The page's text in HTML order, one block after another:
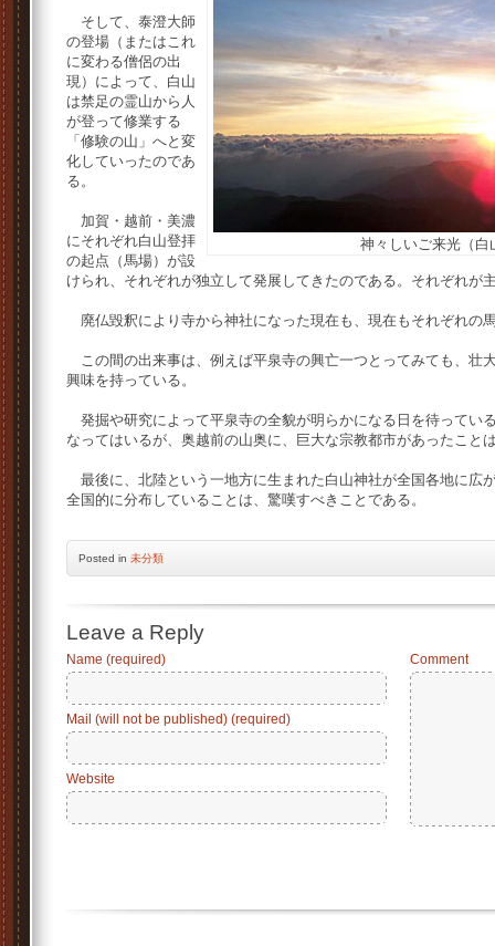
神々しいご来光（白
そして、泰澄大師
の登場（またはこれ
に変わる僧侶の出
現）によって、白山
は禁足の霊山から人
が登って修業する
「修験の山」へと変
化していったのであ
る。
加賀・越前・美濃
にそれぞれ白山登拝
の起点（馬場）が設
けられ、それぞれが独立して発展してきたのである。それぞれ
廃仏毀釈により寺から神社になった現在も、現在もそれぞれの
この間の出来事は、例えば平泉寺の興亡一つとってみても、壮
興味を持っている。
発掘や研究によって平泉寺の全貌が明らかになる日を待ってい
なってはいるが、奥越前の山奥に、巨大な宗教都市があったこと
最後に、北陸という一地方に生まれた白山神社が全国各地に広
全国的に分布していることは、驚嘆すべきことである。
Posted in 未分類
Leave a Reply
Name (required)
Mail (will not be published) (required)
Website
Comment